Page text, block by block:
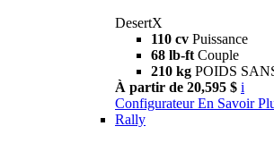
DesertX
110 cv Puissance
68 lb-ft Couple
210 kg POIDS
À partir de 20,595 $ i
Configurateur En Savoir
Rally